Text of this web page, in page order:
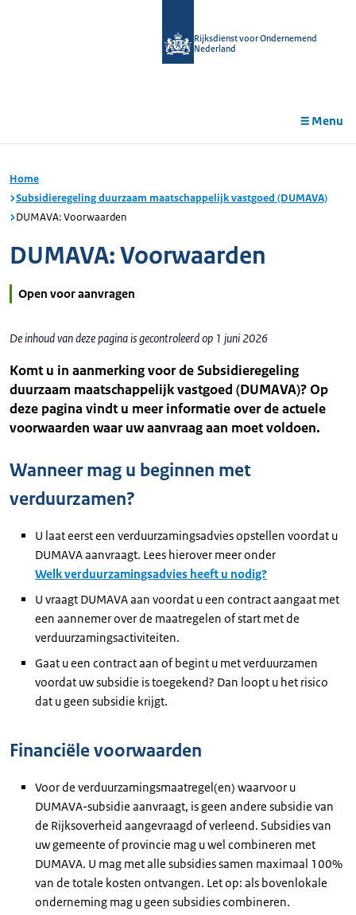
Rijksdienst voor Ondernemend
Nederland
Menu
Home
Subsidieregeling duurzaam maatschappelijk vastgoed (DUMAVA)
DUMAVA: Voorwaarden
DUMAVA: Voorwaarden
Open voor aanvragen
De inhoud van deze pagina is gecontroleerd op 1 juni 2026
Komt u in aanmerking voor de Subsidieregeling
duurzaam maatschappelijk vastgoed (DUMAVA)? Op
deze pagina vindt u meer informatie over de actuele
voorwaarden waar uw aanvraag aan moet voldoen.
Wanneer mag u beginnen met
verduurzamen?
U laat eerst een verduurzamingsadvies opstellen voordat u
DUMAVA aanvraagt. Lees hierover meer onder
Welk verduurzamingsadvies heeft u nodig?
U vraagt DUMAVA aan voordat u een contract aangaat met
een aannemer over de maatregelen of start met de
verduurzamingsactiviteiten.
Gaat u een contract aan of begint u met verduurzamen
voordat uw subsidie is toegekend? Dan loopt u het risico
dat u geen subsidie krijgt.
Financiële voorwaarden
Voor de verduurzamingsmaatregel(en) waarvoor u
DUMAVA-subsidie aanvraagt, is geen andere subsidie van
de Rijksoverheid aangevraagd of verleend. Subsidies van
uw gemeente of provincie mag u wel combineren met
DUMAVA. U mag met alle subsidies samen maximaal 100%
van de totale kosten ontvangen. Let op: als bovenlokale
onderneming mag u geen subsidies combineren.